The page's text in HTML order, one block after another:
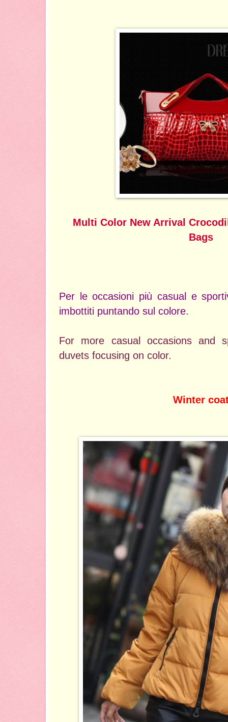
Multi Color New Arrival
Bags
Per le occasioni più casual e
imbottiti puntando sul colore.
For more casual occasions and
duvets focusing on color.
Winter